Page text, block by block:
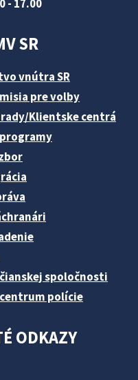
- 17.00
SR
vnútra SR
pre volby
Klientske centrá
spoločnosti
polície
ODKAZY